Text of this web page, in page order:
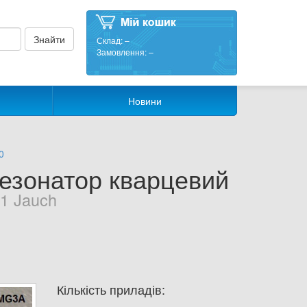
Склад:–
Замовлення:–
Новини
кварцевий
Jauch
Кількість приладів: